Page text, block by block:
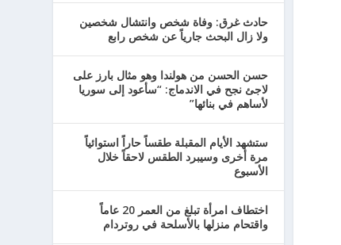
حادث غرق: وفاة شخص وانتشال شخصين
ولا زال البحث جارياً عن شخص رابع
حسن الحسن من هولندا وهو مثال بارز على
لاجئ نجح في الاندماج: “سأعود إلى سوريا
لأساهم في بنائها”
ستشهد الأيام المقبلة طقساً حاراً استوائياً
مرة أخرى وسيبرد الطقس لاحقاً خلال
الأسبوع
اختطاف امرأة تبلغ من العمر 20 عاماً
واقتحام منزلها بالأسلحة في روتردام